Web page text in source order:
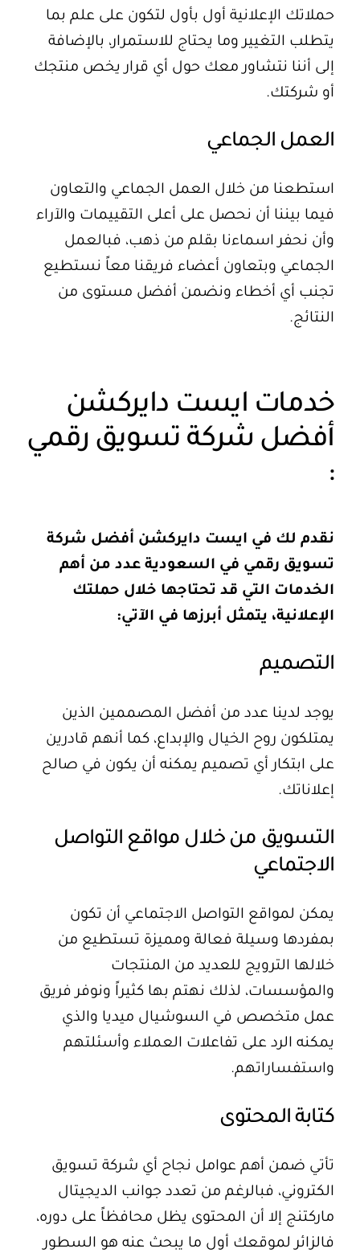
حملاتك الإعلانية أول بأول لتكون على علم بما
يتطلب التغيير وما يحتاج للاستمرار، بالإضافة
إلى أننا نتشاور معك حول أي قرار يخص منتجك
أو شركتك.
العمل الجماعي
استطعنا من خلال العمل الجماعي والتعاون
فيما بيننا أن نحصل على أعلى التقييمات والآراء
وأن نحفر اسماءنا بقلم من ذهب، فبالعمل
الجماعي وبتعاون أعضاء فريقنا معاً نستطيع
تجنب أي أخطاء ونضمن أفضل مستوى من
النتائج.
خدمات ايست دايركشن
أفضل شركة تسويق رقمي
:
نقدم لك في ايست دايركشن أفضل شركة
تسويق رقمي في السعودية عدد من أهم
الخدمات التي قد تحتاجها خلال حملتك
الإعلانية، يتمثل أبرزها في الآتي:
التصميم
يوجد لدينا عدد من أفضل المصممين الذين
يمتلكون روح الخيال والإبداع، كما أنهم قادرين
على ابتكار أي تصميم يمكنه أن يكون في صالح
إعلاناتك.
التسويق من خلال مواقع التواصل
الاجتماعي
يمكن لمواقع التواصل الاجتماعي أن تكون
بمفردها وسيلة فعالة ومميزة تستطيع من
خلالها الترويج للعديد من المنتجات
والمؤسسات، لذلك نهتم بها كثيراً ونوفر فريق
عمل متخصص في السوشيال ميديا والذي
يمكنه الرد على تفاعلات العملاء وأسئلتهم
واستفساراتهم.
كتابة المحتوى
تأتي ضمن أهم عوامل نجاح أي شركة تسويق
الكتروني، فبالرغم من تعدد جوانب الديجيتال
ماركتنج إلا أن المحتوى يظل محافظاً على دوره،
فالزائر لموقعك أول ما يبحث عنه هو السطور